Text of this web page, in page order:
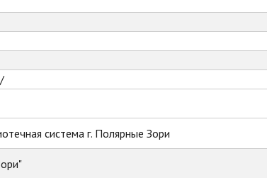
система г. Полярные Зори